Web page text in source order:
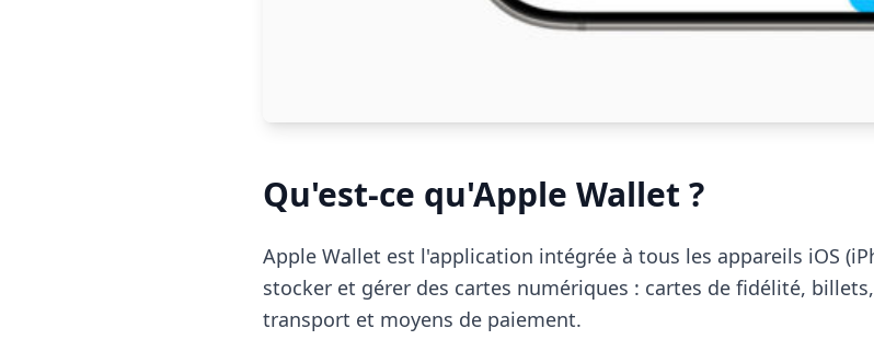
Qu'est-ce qu'Apple Wallet ?
Apple Wallet est l'application intégrée à tous les appareils iOS
stocker et gérer des cartes numériques : cartes de fidélité,
transport et moyens de paiement.